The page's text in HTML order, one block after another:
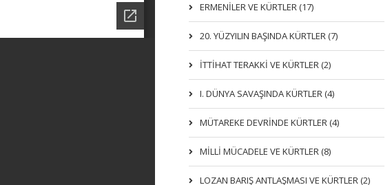
ERMENİLER VE KÜRTLER (17)
20. YÜZYILIN BAŞINDA KÜRTLER (7)
İTTIHAT TERAKKI VE KÜRTLER (2)
I. DÜNYA SAVAŞINDA KÜRTLER (4)
MÜTAREKE DEVRİNDE KÜRTLER (4)
MİLLİ MÜCADELE VE KÜRTLER (8)
LOZAN BARIŞ ANTLAŞMASI VE KÜRTLER (2)